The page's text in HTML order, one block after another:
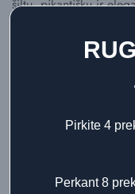
šiltu, pikantišku ir
akordus papildo
kvapui švaros ir
natos kuria gilesnį,
išraiškingesnius,
puikiai tinka tiek
kasdienis dušas taptų
Pirkite 4
Perkant 8